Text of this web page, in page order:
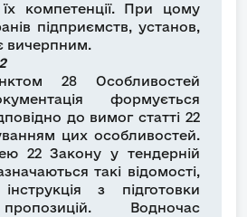
компетенції. При цому
підприємств, установ,
вичерпним.
28 Особливостей
формується
до вимог статті 22
цих особливостей.
22 Закону у тендерній
такі відомості,
з підготовки
Водночас